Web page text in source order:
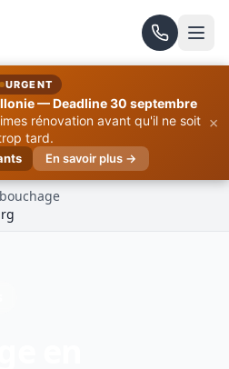
URGENT
— Deadline 30 septembre
rénovation avant qu'il ne soit
tard.
En savoir plus →
×